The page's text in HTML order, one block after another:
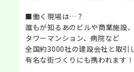
■働く現場は…？
誰もが知るあのビルや商業施設、
タワーマンション、病院など
全国約3000社の建設会社と取引
有名な街づくりにも携われます！